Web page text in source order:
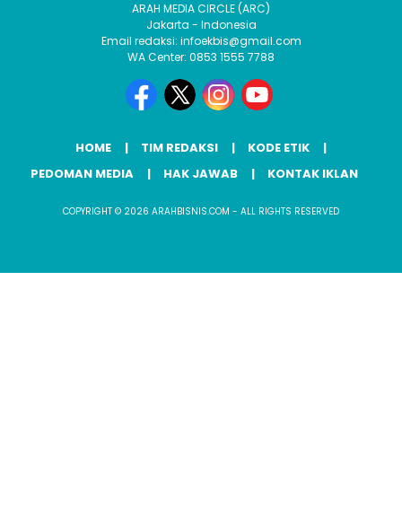
ARAH MEDIA CIRCLE (ARC)
Jakarta - Indonesia
Email redaksi: infoekbis@gmail.com
WA Center: 0853 1555 7788
HOME TIM REDAKSI
KODE ETIK
PEDOMAN MEDIA
HAK JAWAB KONTAK IKLAN
COPYRIGHT © 2026 ARAHBISNIS.COM - ALL RIGHTS RESERVED